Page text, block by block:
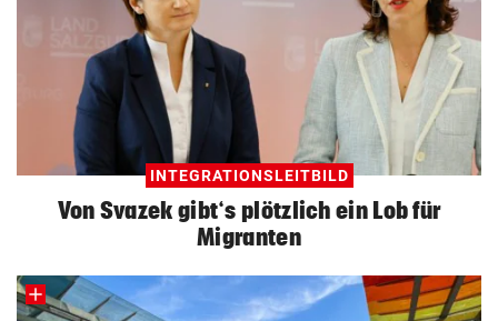
INTEGRATIONSLEITBILD
Von Svazek gibt‘s plötzlich ein Lob für
Migranten